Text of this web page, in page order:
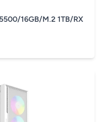
16GB/M.2 1TB/RX